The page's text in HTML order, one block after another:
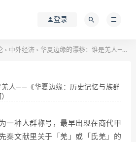
登录
> 中外经济 > 华夏边缘的漂移：谁是羌人——《华夏边缘：历史记忆与族群认同》第八章（王明珂）
人——《华夏边缘：历史记忆与族群
种人群称号，最早出现在商代甲
秦文献里关于「羌」或「氐羌」的